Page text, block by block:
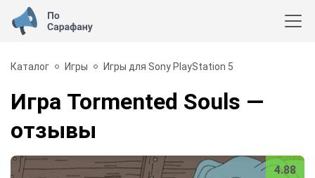
Каталог Игры Игры для Sony PlayStation 5
Игра Tormented Souls —
отзывы
4.88